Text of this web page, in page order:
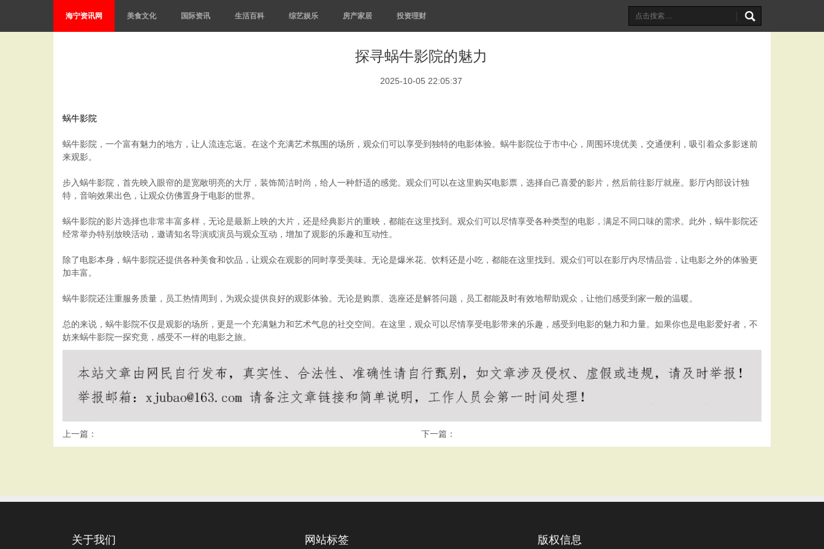
海宁资讯网 美食文化 国际资讯 生活百科 综艺娱乐 房产家居 投资理财
探寻蜗牛影院的魅力
2025-10-05 22:05:37
蜗牛影院
蜗牛影院，一个富有魅力的地方，让人流连忘返。在这个充满艺术氛围的场所，观众们可以享受到独特的电影体验。蜗牛影院位于市中心，周围环境优美，交通便利，吸引着众多影迷前
来观影。
步入蜗牛影院，首先映入眼帘的是宽敞明亮的大厅，装饰简洁时尚，给人一种舒适的感觉。观众们可以在这里购买电影票，选择自己喜爱的影片，然后前往影厅就座。影厅内部设计独
特，音响效果出色，让观众仿佛置身于电影的世界。
蜗牛影院的影片选择也非常丰富多样，无论是最新上映的大片，还是经典影片的重映，都能在这里找到。观众们可以尽情享受各种类型的电影，满足不同口味的需求。此外，蜗牛影院还
经常举办特别放映活动，邀请知名导演或演员与观众互动，增加了观影的乐趣和互动性。
除了电影本身，蜗牛影院还提供各种美食和饮品，让观众在观影的同时享受美味。无论是爆米花、饮料还是小吃，都能在这里找到。观众们可以在影厅内尽情品尝，让电影之外的体验更
加丰富。
蜗牛影院还注重服务质量，员工热情周到，为观众提供良好的观影体验。无论是购票、选座还是解答问题，员工都能及时有效地帮助观众，让他们感受到家一般的温暖。
总的来说，蜗牛影院不仅是观影的场所，更是一个充满魅力和艺术气息的社交空间。在这里，观众可以尽情享受电影带来的乐趣，感受到电影的魅力和力量。如果你也是电影爱好者，不
妨来蜗牛影院一探究竟，感受不一样的电影之旅。
上一篇： 下一篇：
关于我们 网站标签 版权信息